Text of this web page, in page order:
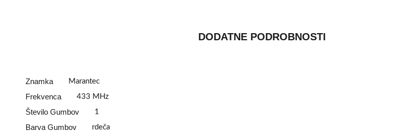
DODATNE PODROBNOSTI
Znamka Marantec
Frekvenca 433 MHz
Število Gumbov 1
Barva Gumbov rdeča